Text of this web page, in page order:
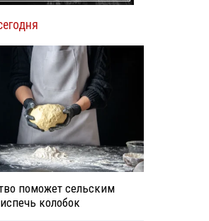
поможет сельским
колобок